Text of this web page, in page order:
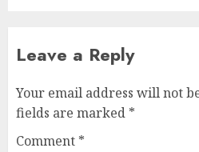
Leave a Reply
Your email address will not
fields are marked *
Comment *